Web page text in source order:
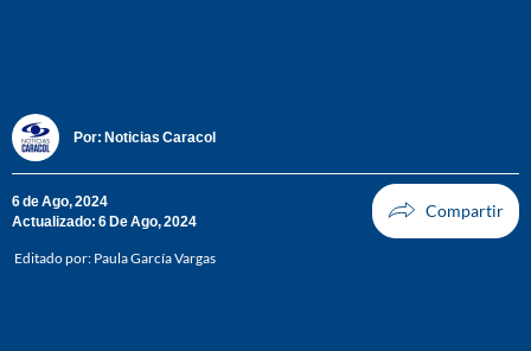
Por: Noticias Caracol
6 de Ago, 2024
Actualizado: 6 De Ago, 2024
Editado por: Paula García Vargas